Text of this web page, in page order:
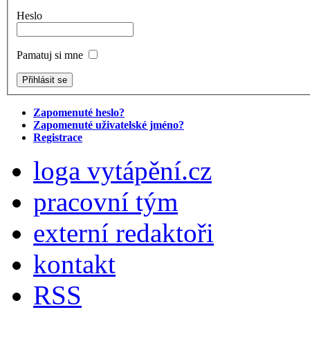
Heslo
Pamatuj si mne
Zapomenuté heslo?
Zapomenuté uživatelské jméno?
Registrace
loga vytápění.cz
pracovní tým
externí redaktoři
kontakt
RSS